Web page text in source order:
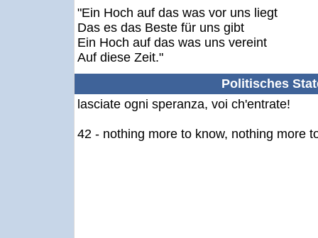
"Ein Hoch auf das was vor uns liegt
Das es das Beste für uns gibt
Ein Hoch auf das was uns vereint
Auf diese Zeit."
Politisches
lasciate ogni speranza, voi ch'entrate!
42 - nothing more to know, nothing more